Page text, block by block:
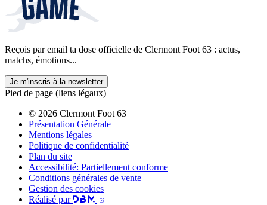
Reçois par email ta dose officielle de Clermont Foot 63 : actus,
matchs, émotions...
Je m'inscris à la newsletter
Pied de page (liens légaux)
© 2026 Clermont Foot 63
Présentation Générale
Mentions légales
Politique de confidentialité
Plan du site
Accessibilité: Partiellement conforme
Conditions générales de vente
Gestion des cookies
Réalisé par